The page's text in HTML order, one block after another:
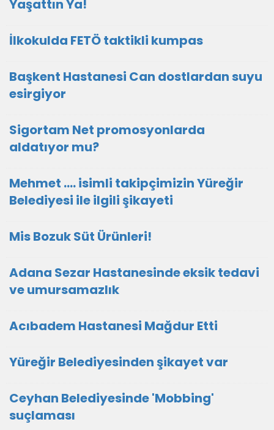
Yaşattın Ya!
İlkokulda FETÖ taktikli kumpas
Başkent Hastanesi Can dostlardan suyu
esirgiyor
Sigortam Net promosyonlarda
aldatıyor mu?
Mehmet .... isimli takipçimizin Yüreğir
Belediyesi ile ilgili şikayeti
Mis Bozuk Süt Ürünleri!
Adana Sezar Hastanesinde eksik tedavi
ve umursamazlık
Acıbadem Hastanesi Mağdur Etti
Yüreğir Belediyesinden şikayet var
Ceyhan Belediyesinde 'Mobbing'
suçlaması